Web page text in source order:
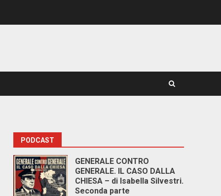
PODCAST
GENERALE CONTRO
GENERALE. IL CASO DALLA
CHIESA – di Isabella Silvestri.
Seconda parte